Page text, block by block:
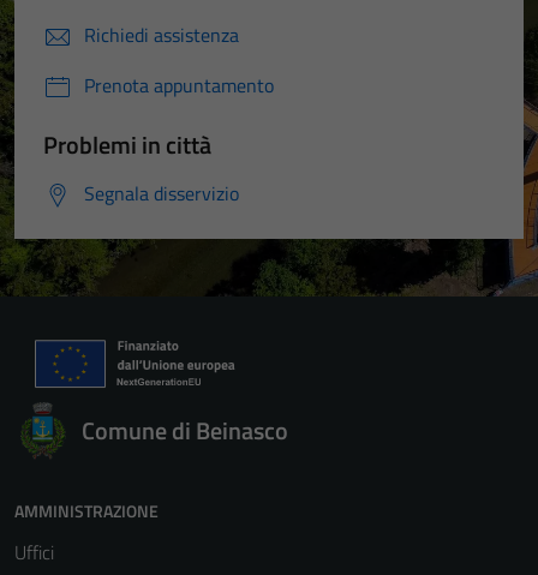
Richiedi assistenza
Prenota appuntamento
Problemi in città
Segnala disservizio
Comune di Beinasco
AMMINISTRAZIONE
Uffici